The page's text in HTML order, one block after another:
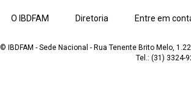
O IBDFAM Diretoria Entre em
© IBDFAM - Sede Nacional - Rua Tenente Brito Melo,
Tel.: (31) 3324-